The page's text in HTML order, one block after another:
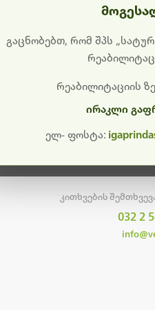
გიხდით
განახლება და
მალე ისევ ხელმისაწვდომი
მთავარ
კითხვების
032 2
გაცნობებთ, რომ შპს
რეაბილიტაციის
ირაკლი
ელ- ფოსტა: